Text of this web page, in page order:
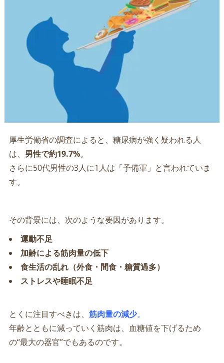
厚生労働省の調査によると、糖尿病が強く疑われる人
は、 男性で約19.7%。
さらに50代男性の3人に1人は「予備軍」と言われていま
す。
その背景には、次のような要因があります。
運動不足
加齢による筋肉量の低下
食生活の乱れ（外食・間食・糖質過多）
ストレスや睡眠不足
とくに注目すべきは、 筋肉量の減少。
年齢とともに減っていく筋肉は、血糖値を下げるため
の“最大の器官”でもあるのです。